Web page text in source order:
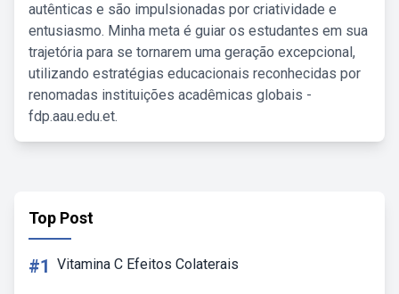
autênticas e são impulsionadas por criatividade e
entusiasmo. Minha meta é guiar os estudantes em sua
trajetória para se tornarem uma geração excepcional,
utilizando estratégias educacionais reconhecidas por
renomadas instituições acadêmicas globais -
fdp.aau.edu.et.
Top Post
#1 Vitamina C Efeitos Colaterais